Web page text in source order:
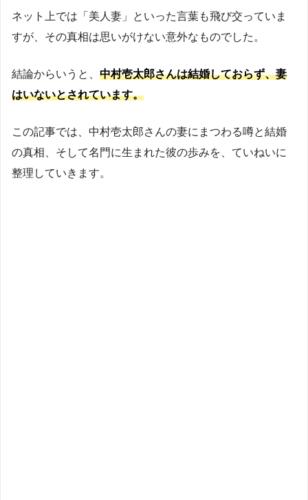
ネット上では「美人妻」といった言葉も飛び交っていま
すが、その真相は思いがけない意外なものでした。
結論からいうと、 中村壱太郎さんは結婚しておらず、妻
はいないとされています。
この記事では、中村壱太郎さんの妻にまつわる噂と結婚
の真相、そして名門に生まれた彼の歩みを、ていねいに
整理していきます。